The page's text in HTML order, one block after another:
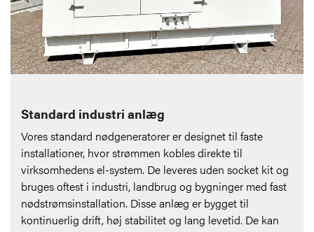
Standard industri anlæg
Vores standard nødgeneratorer er designet til faste
installationer, hvor strømmen kobles direkte til
virksomhedens el-system. De leveres uden socket kit og
bruges oftest i industri, landbrug og bygninger med fast
nødstrømsinstallation. Disse anlæg er bygget til
kontinuerlig drift, høj stabilitet og lang levetid. De kan